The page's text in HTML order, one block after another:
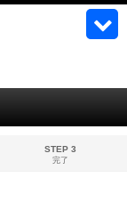
STEP 3
完了